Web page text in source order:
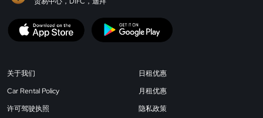
关于我们
Car Rental Policy
许可驾驶执照
日租优惠
月租优惠
隐私政策